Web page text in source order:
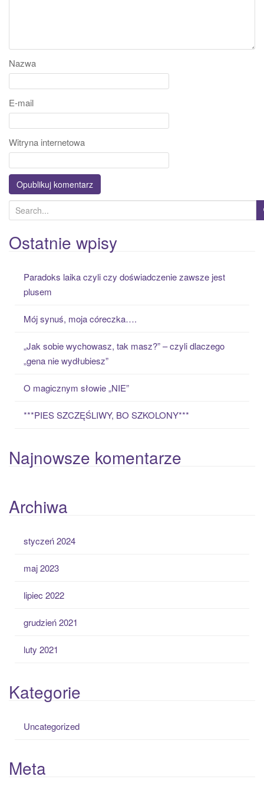
Nazwa
E-mail
Witryna internetowa
e
a
r
Ostatnie wpisy
Paradoks laika czyli czy doświadczenie zawsze jest
plusem
Mój synuś, moja córeczka….
„Jak sobie wychowasz, tak masz?” – czyli dlaczego
„gena nie wydłubiesz”
O magicznym słowie „NIE”
***PIES SZCZĘŚLIWY, BO SZKOLONY***
Najnowsze komentarze
Archiwa
styczeń 2024
maj 2023
lipiec 2022
grudzień 2021
luty 2021
Kategorie
Uncategorized
Meta